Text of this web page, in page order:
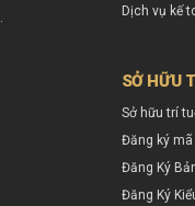
Dịch vụ kế
SỞ HỮU
Sở hữu trí
Đăng ký mã
Đăng Ký
Đăng Ký